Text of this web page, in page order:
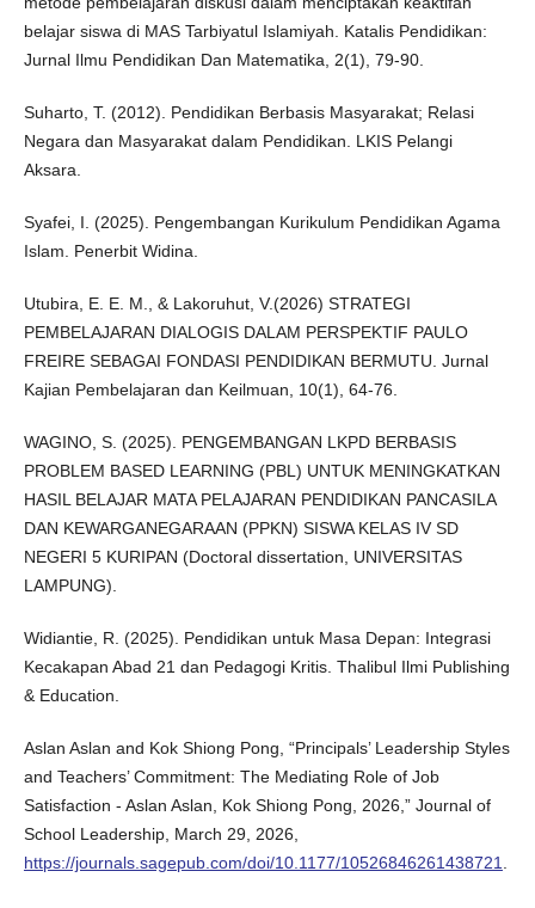
belajar siswa di MAS Tarbiyatul Islamiyah. Katalis Pendidikan:
Jurnal Ilmu Pendidikan Dan Matematika, 2(1), 79-90.
Suharto, T. (2012). Pendidikan Berbasis Masyarakat; Relasi
Negara dan Masyarakat dalam Pendidikan. LKIS Pelangi
Aksara.
Syafei, I. (2025). Pengembangan Kurikulum Pendidikan Agama
Islam. Penerbit Widina.
Utubira, E. E. M., & Lakoruhut, V.(2026) STRATEGI
PEMBELAJARAN DIALOGIS DALAM PERSPEKTIF PAULO
FREIRE SEBAGAI FONDASI PENDIDIKAN BERMUTU. Jurnal
Kajian Pembelajaran dan Keilmuan, 10(1), 64-76.
WAGINO, S. (2025). PENGEMBANGAN LKPD BERBASIS
PROBLEM BASED LEARNING (PBL) UNTUK MENINGKATKAN
HASIL BELAJAR MATA PELAJARAN PENDIDIKAN PANCASILA
DAN KEWARGANEGARAAN (PPKN) SISWA KELAS IV SD
NEGERI 5 KURIPAN (Doctoral dissertation, UNIVERSITAS
LAMPUNG).
Widiantie, R. (2025). Pendidikan untuk Masa Depan: Integrasi
Kecakapan Abad 21 dan Pedagogi Kritis. Thalibul Ilmi Publishing
& Education.
Aslan Aslan and Kok Shiong Pong, “Principals’ Leadership Styles
and Teachers’ Commitment: The Mediating Role of Job
Satisfaction - Aslan Aslan, Kok Shiong Pong, 2026,” Journal of
School Leadership, March 29, 2026,
https://journals.sagepub.com/doi/10.1177/10526846261438721.